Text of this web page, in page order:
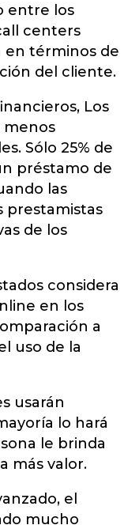
entre los
centers
en términos de
del cliente.
Los
menos
Sólo 25% de
préstamo de
las
prestamistas
de los
considera
en los
a
uso de la
usarán
lo hará
le brinda
más valor.
el
mucho